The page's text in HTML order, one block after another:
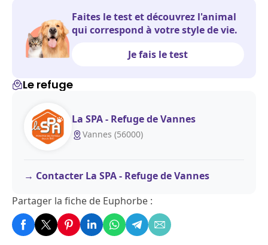
Faites le test et découvrez l'animal
qui correspond à votre style de vie.
Je fais le test
Le refuge
La SPA - Refuge de Vannes
Vannes (56000)
Contacter La SPA - Refuge de Vannes
Partager la fiche de Euphorbe :